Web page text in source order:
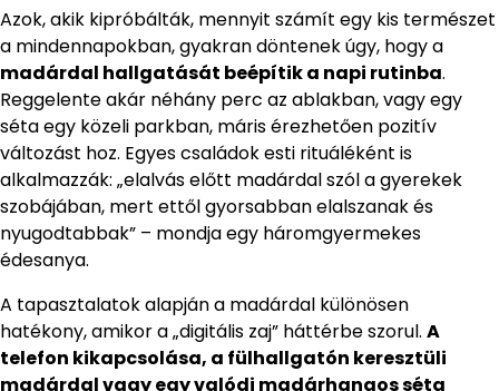
Azok, akik kipróbálták, mennyit számít egy kis természet
a mindennapokban, gyakran döntenek úgy, hogy a
madárdal hallgatását beépítik a napi rutinba.
Reggelente akár néhány perc az ablakban, vagy egy
séta egy közeli parkban, máris érezhetően pozitív
változást hoz. Egyes családok esti rituáléként is
alkalmazzák: „elalvás előtt madárdal szól a gyerekek
szobájában, mert ettől gyorsabban elalszanak és
nyugodtabbak” – mondja egy háromgyermekes
édesanya.
A tapasztalatok alapján a madárdal különösen
hatékony, amikor a „digitális zaj” háttérbe szorul. A
telefon kikapcsolása, a fülhallgatón keresztüli
madárdal vagy egy valódi madárhangos séta